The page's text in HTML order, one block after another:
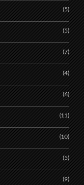
(5)
(5)
(7)
(4)
(6)
(11)
(10)
(5)
(9)